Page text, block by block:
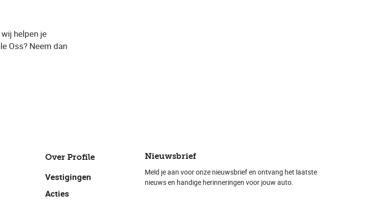
helpen je
Oss​? Neem dan
Over Profile
Vestigingen
Acties
Nieuwsbrief
Meld je aan voor onze nieuwsbrief en ontvang het laatste
nieuws en handige herinneringen voor jouw auto.